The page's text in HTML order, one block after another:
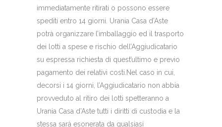
immediatamente ritirati o possono essere
spediti entro 14 giorni. Urania Casa d’Aste
potrà organizzare l’imballaggio ed il trasporto
dei lotti a spese e rischio dell’Aggiudicatario
su espressa richiesta di quest’ultimo e previo
pagamento dei relativi costi.Nel caso in cui,
decorsi i 14 giorni, l’Aggiudicatario non abbia
provveduto al ritiro dei lotti spetteranno a
Urania Casa d’Aste tutti i diritti di custodia e la
stessa sarà esonerata da qualsiasi